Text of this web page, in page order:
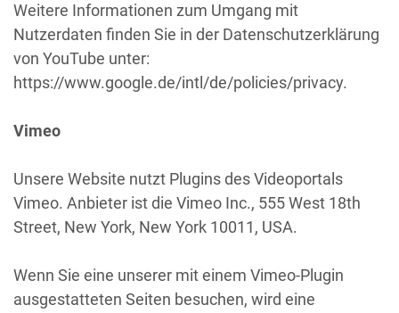
Weitere Informationen zum Umgang mit
Nutzerdaten finden Sie in der Datenschutzerklärung
von YouTube unter:
https://www.google.de/intl/de/policies/privacy.
Vimeo
Unsere Website nutzt Plugins des Videoportals
Vimeo. Anbieter ist die Vimeo Inc., 555 West 18th
Street, New York, New York 10011, USA.
Wenn Sie eine unserer mit einem Vimeo-Plugin
ausgestatteten Seiten besuchen, wird eine